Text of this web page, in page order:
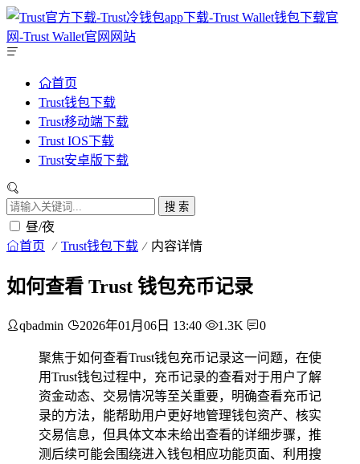
首页
Trust钱包下载
Trust移动端下载
Trust IOS下载
Trust安卓版下载
搜 索
昼/夜
首页 Trust钱包下载 内容详情
如何查看 Trust 钱包充币记录
qbadmin 2026年01月06日 13:40 1.3K 0
聚焦于如何查看Trust钱包充币记录这一问题，在使
用Trust钱包过程中，充币记录的查看对于用户了解
资金动态、交易情况等至关重要，明确查看充币记
录的方法，能帮助用户更好地管理钱包资产、核实
交易信息，但具体文本未给出查看的详细步骤，推
测后续可能会围绕进入钱包相应功能页面、利用搜